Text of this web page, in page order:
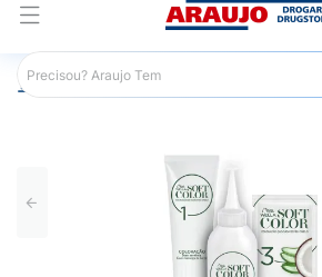
Araujo Cabelo